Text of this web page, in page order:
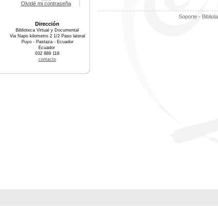
Soporte -
Olvidé mi contraseña
Dirección
Biblioteca Virtual y Documental
Via Napo kilometro 2 1/2 Paso lateral
Puyo - Pastaza - Ecuador
Ecuador
032 889 118
contacto